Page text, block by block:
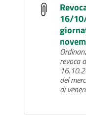
16/
revoca
del
di